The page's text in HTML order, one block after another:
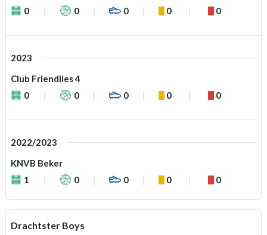
0
0 0 0 0
2023
Club Friendlies 4
0
0 0 0 0
2022/2023
KNVB Beker
1
0 0 0 0
Drachtster Boys